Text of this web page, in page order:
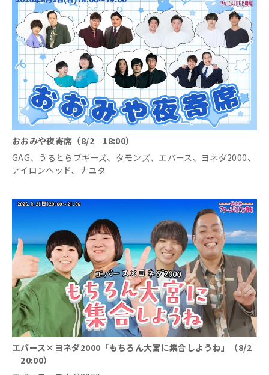
おおみや夜寄席（8/2 18:00）
GAG、うるとらブギーズ、タモンズ、エバース、ヨネダ2000、
アイロンヘッド、ナユタ
エバース×ヨネダ2000「もちろん大宮に集合しようね」（8/2
20:00）